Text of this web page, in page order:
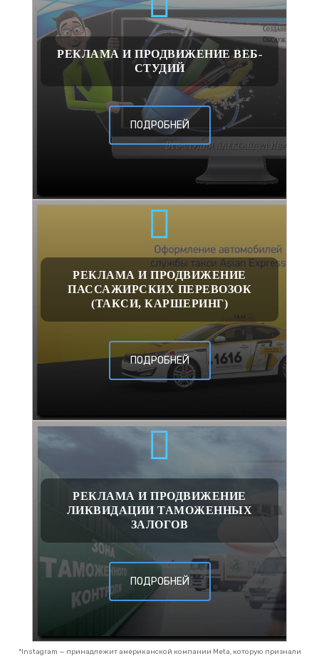
РЕКЛАМА И ПРОДВИЖЕНИЕ ВЕБ-
СТУДИЙ
ПОДРОБНЕЙ
РЕКЛАМА И ПРОДВИЖЕНИЕ
ПАССАЖИРСКИХ ПЕРЕВОЗОК
(ТАКСИ, КАРШЕРИНГ)
ПОДРОБНЕЙ
РЕКЛАМА И ПРОДВИЖЕНИЕ
ЛИКВИДАЦИИ ТАМОЖЕННЫХ
ЗАЛОГОВ
ПОДРОБНЕЙ
*Instagram — принадлежит американской компании Meta, которую признали